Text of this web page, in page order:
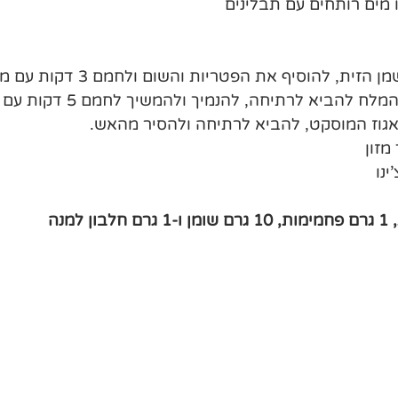
להוסיף את הפטריות והשום ולחמם 3 דקות עם מכסה
להביא לרתיחה, להנמיך ולהמשיך לחמם 5 דקות עם מכסה
המוסקט, להביא לרתיחה ולהסיר מהאש.